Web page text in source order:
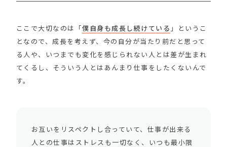
ここで大切なのは「僕自身も成長し続けている 」というこ
となので、成長を考えず、今の自分が当たり前だと思って
る人や、いつまでも変化を感じられない人とは差が生まれ
てくるし、そういう人とはあんまり仕事をしたくないんで
す。
お互いをリスペクトし合っていて、仕事が出来る
人との仕事はストレスも一切なく、いつも最小限